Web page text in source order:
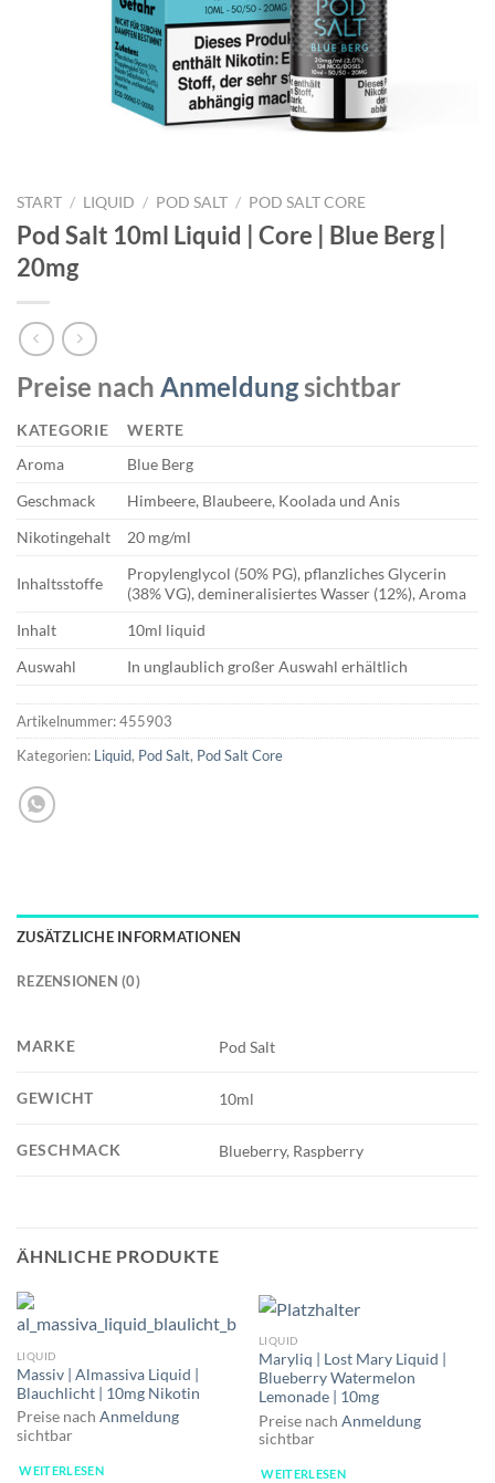
START / LIQUID / POD SALT / POD SALT CORE
Pod Salt 10ml Liquid | Core | Blue Berg |
20mg
Preise nach Anmeldungsichtbar
KATEGORIE
WERTE
Aroma
Blue Berg
Geschmack
Himbeere, Blaubeere, Koolada und Anis
Nikotingehalt
20 mg/ml
Inhaltsstoffe
Propylenglycol (50% PG), pflanzliches Glycerin
(38% VG), demineralisiertes Wasser (12%), Aroma
Inhalt
10ml liquid
Auswahl
In unglaublich großer Auswahl erhältlich
Artikelnummer:455903
Kategorien: Liquid, Pod Salt, Pod Salt Core
ZUSÄTZLICHE INFORMATIONEN
REZENSIONEN (0)
MARKE Pod Salt
GEWICHT 10ml
GESCHMACK Blueberry, Raspberry
ÄHNLICHE PRODUKTE
LIQUID
Massiv | Almassiva Liquid |
Blauchlicht | 10mg Nikotin
Preise nach Anmeldung
sichtbar
WEITERLESEN
LIQUID
Maryliq | Lost Mary Liquid |
Blueberry Watermelon
Lemonade | 10mg
Preise nach Anmeldung
sichtbar
WEITERLESEN